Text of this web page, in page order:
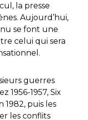
la presse
Aujourd’hui,
se font une
celui qui sera
guerres
1956-1957, Six
1982, puis les
les conflits